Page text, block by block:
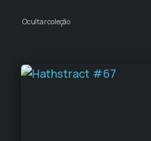
Ocultar coleção